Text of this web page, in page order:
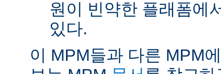
원이 빈약한 플래폼에
있다.
이 MPM들과 다른 MPM